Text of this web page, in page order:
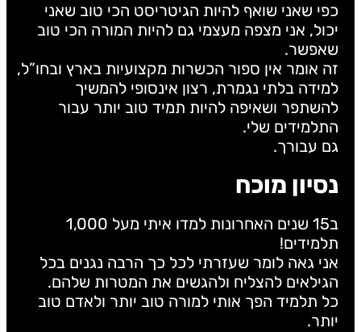
כפי שאני שואף להיות הגיטריסט הכי טוב שאני
יכול, אני מצפה מעצמי גם להיות המורה הכי טוב
שאפשר.
זה אומר אין ספור הכשרות מקצועיות בארץ ובחו”ל,
למידה בלתי נגמרת, רצון אינסופי להמשיך
להשתפר ושאיפה להיות תמיד טוב יותר עבור
התלמידים שלי.
גם עבורך.
נסיון מוכח
ב15 שנים האחרונות למדו איתי מעל 1,000
תלמידים!
אני גאה לומר שעזרתי לכל כך הרבה נגנים בכל
הגילאים להצליח ולהגשים את המטרות שלהם.
כל תלמיד הפך אותי למורה טוב יותר ולאדם טוב
יותר.